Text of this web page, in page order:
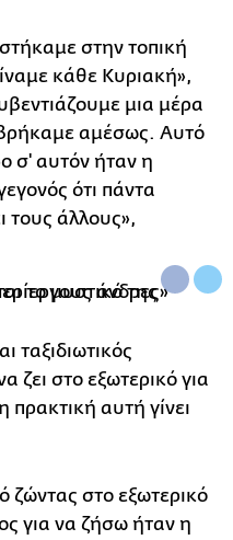
στην τοπική
κάθε Κυριακή»,
μια μέρα
βρήκαμε αμέσως. Αυτό
σ' αυτόν ήταν η
ότι πάντα
τους άλλους»,
ταξιδιωτικός
ζει στο εξωτερικό για
πρακτική αυτή γίνει
ζώντας στο εξωτερικό
για να ζήσω ήταν η